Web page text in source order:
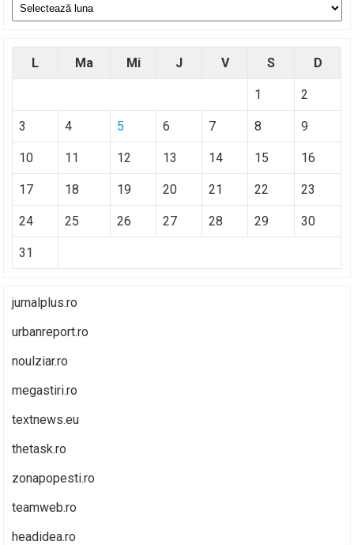
Arhive
L Ma Mi J V S D
1 2
3 4 5 6 7 8 9
10 11 12 13 14 15 16
17 18 19 20 21 22 23
24 25 26 27 28 29 30
31
jurnalplus.ro
urbanreport.ro
noulziar.ro
megastiri.ro
textnews.eu
thetask.ro
zonapopesti.ro
teamweb.ro
headidea.ro